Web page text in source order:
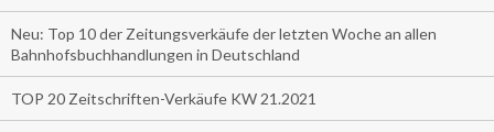
Neu: Top 10 der Zeitungsverkäufe der letzten Woche an allen
Bahnhofsbuchhandlungen in Deutschland
TOP 20 Zeitschriften-Verkäufe KW 21.2021